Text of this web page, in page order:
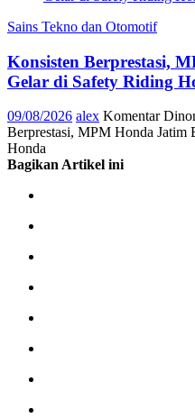
Sains Tekno dan Otomotif
Konsisten Berprestasi,
Gelar di Safety Riding
09/08/2026 alex Komentar
Berprestasi, MPM Honda
Honda
Bagikan Artikel ini